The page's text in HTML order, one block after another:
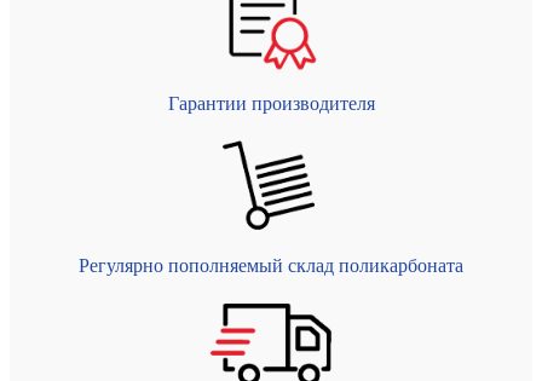
Гарантии производителя
Регулярно пополняемый склад поликарбоната